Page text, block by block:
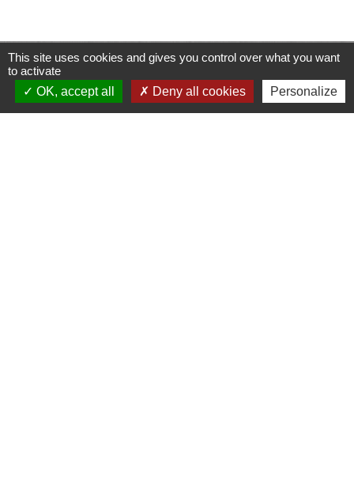
Contacts
Commune de Luitré-Dompierre
This site uses cookies and gives you control over what you want
to activate
OK, accept all
Deny all cookies Personalize